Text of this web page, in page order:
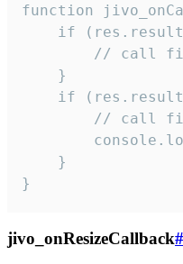
function
if
// call
    }
if
// call
    }
}
jivo_onResizeCallback#